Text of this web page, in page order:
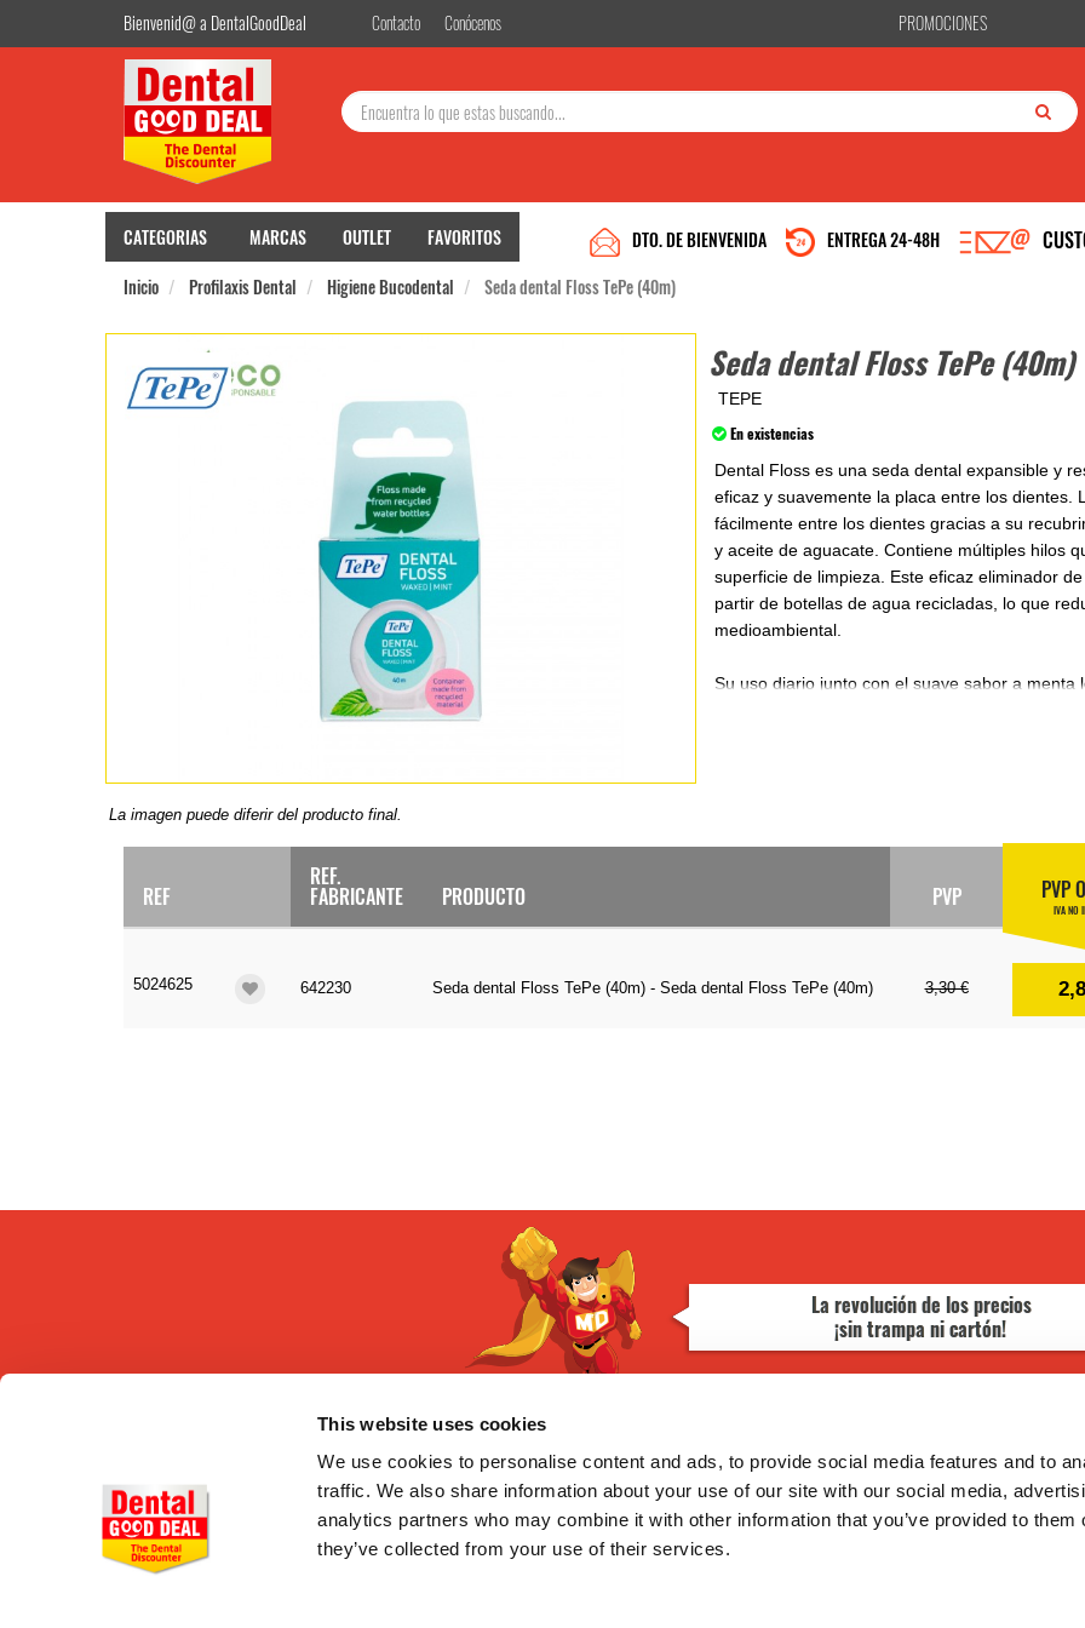
This website uses cookies
We use cookies to personalise content and ads, to provide social media features and to
traffic. We also share information about your use of our site with our social media,
analytics partners who may combine it with other information that you’ve provided to them
they’ve collected from your use of their services.
Bienvenid@ a DentalGoodDeal Contacto Conócenos PROMOCIONES
CATEGORIAS MARCAS OUTLET FAVORITOS ENTREGA 24-48H
DTO. DE BIENVENIDA
Inicio
Profilaxis Dental Higiene Bucodental Seda dental Floss TePe (40m)
Seda dental Floss TePe (40m)
TEPE
En existencias
La imagen puede diferir del producto final.
Dental Floss es una seda dental expansible y
eficaz y suavemente la placa entre los dientes.
fácilmente entre los dientes gracias a su
y aceite de aguacate. Contiene múltiples hilos
superficie de limpieza. Este eficaz eliminador
partir de botellas de agua recicladas, lo que
medioambiental.
Su uso diario junto con el suave sabor a menta
Se desliza fácilmente entre los dientes gracias
cera vegetal y aceite de aguacate.
Sus múltiples hilos y su mayor superficie
Seda dental libre de PFAS (sustancias
REF
REF.
FABRICANTE PRODUCTO PVP PVP
IVA NO
5024625 642230 Seda dental Floss TePe (40m) - Seda dental Floss TePe (40m) 3,30 €
CONÓCENOS
Quiénes somos
Entrega en 24-48h
Pago seguro
¿TE AYUDAMOS?
Contacto
Mis pedidos
Devolver Productos
GoodNews